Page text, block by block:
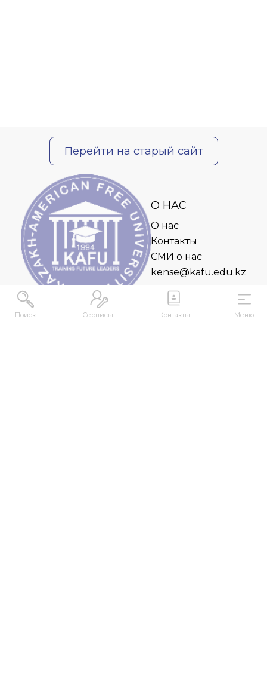
Поиск Сервисы Контакты Меню
Перейти на старый сайт
О НАС
О нас
Контакты
СМИ о нас
kense@kafu.edu.kz